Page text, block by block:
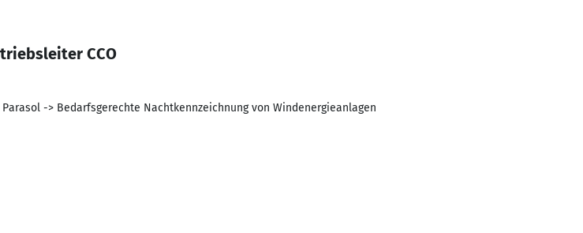
CCO
-> Bedarfsgerechte Nachtkennzeichnung von Windenergieanlagen